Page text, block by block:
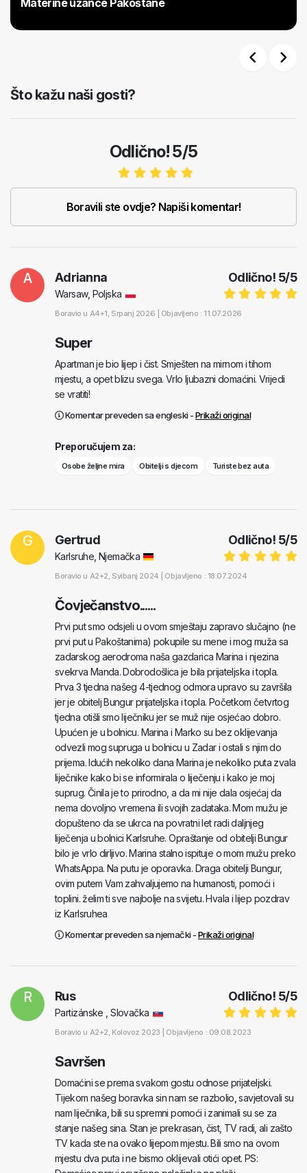
Materine užance Pakoštane
Što kažu naši gosti?
Odlično! 5/5
Boravili ste ovdje? Napiši komentar!
A Odlično! 5/5
Adrianna
Warsaw, Poljska
Boravio u A4+1, Srpanj 2026 | Objavljeno : 11.07.2026
Super
Apartman je bio lijep i čist. Smješten na mirnom i tihom
mjestu, a opet blizu svega. Vrlo ljubazni domaćini. Vrijedi
se vratiti!
Komentar preveden sa engleski -Prikaži original
Preporučujem za:
Osobe željne mira Obitelji s djecom Turiste bez auta
G Odlično! 5/5
Gertrud
Karlsruhe, Njemačka
Boravio u A2+2, Svibanj 2024 | Objavljeno : 18.07.2024
Čovječanstvo......
Prvi put smo odsjeli u ovom smještaju zapravo slučajno (ne
prvi put u Pakoštanima) pokupile su mene i mog muža sa
zadarskog aerodroma naša gazdarica Marina i njezina
svekrva Manda. Dobrodošlica je bila prijateljska i topla.
Prva 3 tjedna našeg 4-tjednog odmora upravo su završila
jer je obitelj Bungur prijateljska i topla. Početkom četvrtog
tjedna otišli smo liječniku jer se muž nije osjećao dobro.
Upućen je u bolnicu. Marina i Marko su bez oklijevanja
odvezli mog supruga u bolnicu u Zadar i ostali s njim do
prijema. Idućih nekoliko dana Marina je nekoliko puta zvala
liječnike kako bi se informirala o liječenju i kako je moj
suprug. Činila je to prirodno, a da mi nije dala osjećaj da
nema dovoljno vremena ili svojih zadataka. Mom mužu je
dopušteno da se ukrca na povratni let radi daljnjeg
liječenja u bolnici Karlsruhe. Opraštanje od obitelji Bungur
bilo je vrlo dirljivo. Marina stalno ispituje o mom mužu preko
WhatsAppa. Na putu je oporavka. Draga obitelji Bungur,
ovim putem Vam zahvaljujemo na humanosti, pomoći i
toplini. želim ti sve najbolje na svijetu. Hvala i lijep pozdrav
iz Karlsruhea
Komentar preveden sa njemački -Prikaži original
R Odlično! 5/5
Rus
Partizánske , Slovačka
Boravio u A2+2, Kolovoz 2023 | Objavljeno : 09.08.2023
Savršen
Domaćini se prema svakom gostu odnose prijateljski.
Tijekom našeg boravka sin nam se razbolio, savjetovali su
nam liječnika, bili su spremni pomoći i zanimali su se za
stanje našeg sina. Stan je prekrasan, čist, TV radi, ali zašto
TV kada ste na ovako lijepom mjestu. Bili smo na ovom
mjestu dva puta i ne bismo oklijevali otići opet. PS: